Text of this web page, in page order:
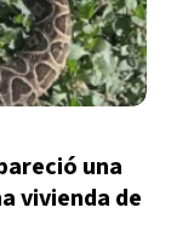
una
vivienda de